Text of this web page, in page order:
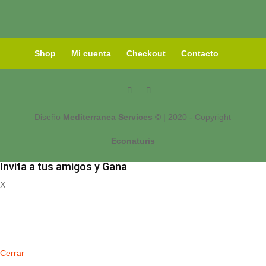
Shop Mi cuenta Checkout Contacto
Diseño Mediterranea Services © | 2020 - Copyright
Econaturis
Invita a tus amigos y Gana
X
Cerrar